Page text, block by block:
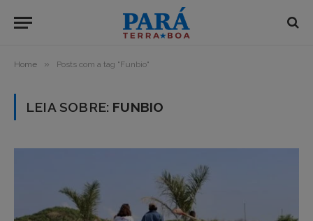
Home » Posts com a tag "Funbio"
LEIA SOBRE: FUNBIO